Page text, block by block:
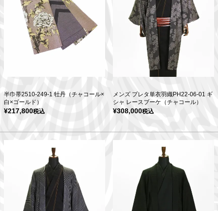
半巾帯2510-249-1 牡丹（チャコール×
白×ゴールド）
¥217,800税込
メンズ プレタ単衣羽織PH22-06-01 ギ
シャ レースブーケ（チャコール）
¥308,000税込